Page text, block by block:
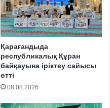
Қарағандыда
республикалық Құран
байқауына іріктеу сайысы
өтті
08.08.2026